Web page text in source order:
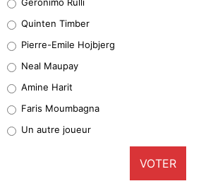
32%
5%
1%
9%
Quinten Timber
Pierre-Emile Hojbjerg
Neal Maupay
Amine Harit
Faris Moumbagna
Un autre joueur
VOTER